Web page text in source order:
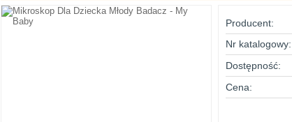
Producent:
Nr katalogowy:
Dostępność:
Cena: